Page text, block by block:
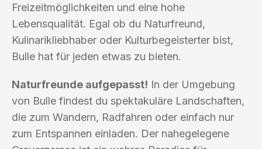
Freizeitmöglichkeiten und eine hohe
Lebensqualität. Egal ob du Naturfreund,
Kulinarikliebhaber oder Kulturbegeisterter bist,
Bulle hat für jeden etwas zu bieten.
Naturfreunde aufgepasst! In der Umgebung
von Bulle findest du spektakuläre Landschaften,
die zum Wandern, Radfahren oder einfach nur
zum Entspannen einladen. Der nahegelegene